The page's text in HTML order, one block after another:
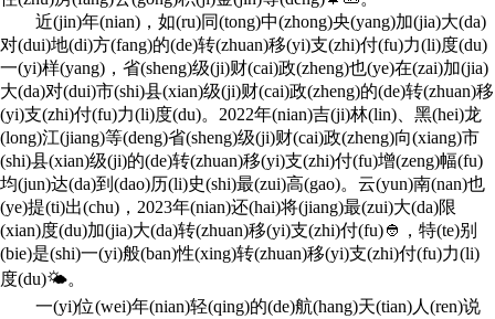
近(jin)年(nian)，如(ru)同(tong)中(zhong)央(yang)加(jia)大(da)
对(dui)地(di)方(fang)的(de)转(zhuan)移(yi)支(zhi)付(fu)力(li)度(du)
一(yi)样(yang)，省(sheng)级(ji)财(cai)政(zheng)也(ye)在(zai)加(jia)
大(da)对(dui)市(shi)县(xian)级(ji)财(cai)政(zheng)的(de)转(zhuan)移
(yi)支(zhi)付(fu)力(li)度(du)。2022年(nian)吉(ji)林(lin)、黑(hei)龙
(long)江(jiang)等(deng)省(sheng)级(ji)财(cai)政(zheng)向(xiang)市
(shi)县(xian)级(ji)的(de)转(zhuan)移(yi)支(zhi)付(fu)增(zeng)幅(fu)
均(jun)达(da)到(dao)历(li)史(shi)最(zui)高(gao)。云(yun)南(nan)也
(ye)提(ti)出(chu)，2023年(nian)还(hai)将(jiang)最(zui)大(da)限
(xian)度(du)加(jia)大(da)转(zhuan)移(yi)支(zhi)付(fu)👲，特(te)别
(bie)是(shi)一(yi)般(ban)性(xing)转(zhuan)移(yi)支(zhi)付(fu)力(li)
度(du)🌤。
一(yi)位(wei)年(nian)轻(qing)的(de)航(hang)天(tian)人(ren)说